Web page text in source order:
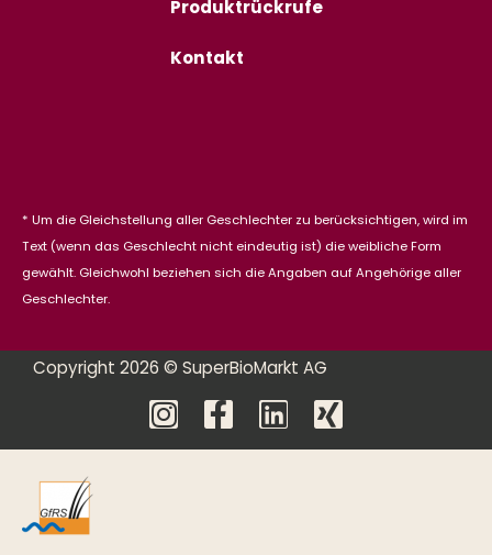
Produktrückrufe
Kontakt
* Um die Gleichstellung aller Geschlechter zu berücksichtigen, wird im
Text (wenn das Geschlecht nicht eindeutig ist) die weibliche Form
gewählt. Gleichwohl beziehen sich die Angaben auf Angehörige aller
Geschlechter.
Copyright 2026 © SuperBioMarkt AG